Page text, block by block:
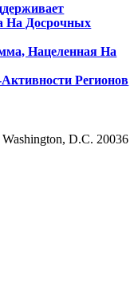
На Досрочных
Нацеленная На
Регионов
D.C. 20036